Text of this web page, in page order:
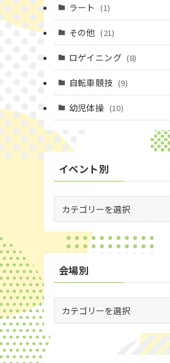
(3)
(14)
(4)
(20)
(6)
(2)
(59)
(29)
(35)
(16)
(6)
(3)
(2)
ラート (1)
その他 (21)
(4)
(1)
ロゲイニング (8)
自転車競技 (9)
幼児体操 (10)
イベント別
ン
別
会場別